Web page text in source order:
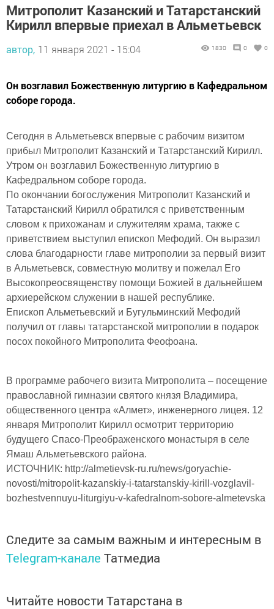
Митрополит Казанский и Татарстанский
Кирилл впервые приехал в Альметьевск
автор, 11 января 2021 - 15:04 1830 0 0
Он возглавил Божественную литургию в Кафедральном
соборе города.
Сегодня в Альметьевск впервые с рабочим визитом
прибыл Митрополит Казанский и Татарстанский Кирилл.
Утром он возглавил Божественную литургию в
Кафедральном соборе города.
По окончании богослужения Митрополит Казанский и
Татарстанский Кирилл обратился с приветственным
словом к прихожанам и служителям храма, также с
приветствием выступил епископ Мефодий. Он выразил
слова благодарности главе митрополии за первый визит
в Альметьевск, совместную молитву и пожелал Его
Высокопреосвященству помощи Божией в дальнейшем
архиерейском служении в нашей республике.
Епископ Альметьевский и Бугульминский Мефодий
получил от главы татарстанской митрополии в подарок
посох покойного Митрополита Феофоана.
В программе рабочего визита Митрополита – посещение
православной гимназии святого князя Владимира,
общественного центра «Алмет», инженерного лицея. 12
января Митрополит Кирилл осмотрит территорию
будущего Спасо-Преображенского монастыря в селе
Ямаш Альметьевского района.
ИСТОЧНИК: http://almetievsk-ru.ru/news/goryachie-
novosti/mitropolit-kazanskiy-i-tatarstanskiy-kirill-vozglavil-
bozhestvennuyu-liturgiyu-v-kafedralnom-sobore-almetevska
Следите за самым важным и интересным в
Telegram-канале Татмедиа
Читайте новости Татарстана в